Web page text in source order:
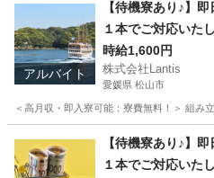
アルバイト
【待機寮あり♪】
１本でご対応いた
時給1,600円
株式会社Lantis
愛媛県 松山市
＜高月収・即入寮可能：寮費無料！＞
工場 時給
【待機寮あり♪】
１本でご対応いた